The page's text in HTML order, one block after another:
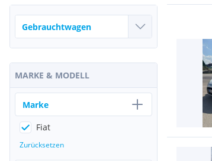
MARKE & MODELL
Marke
Fiat
Zurücksetzen